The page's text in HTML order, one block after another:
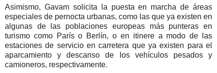
Asimismo, Gavam solicita la puesta en marcha de áreas
especiales de pernocta urbanas, como las que ya existen en
algunas de las poblaciones europeas más punteras en
turismo como París o Berlín, o en itinere a modo de las
estaciones de servicio en carretera que ya existen para el
aparcamiento y descanso de los vehículos pesados y
camioneros, respectivamente.